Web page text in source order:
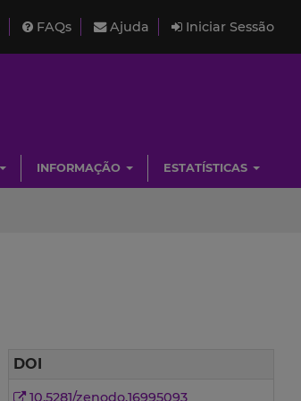
FAQs Ajuda Iniciar Sessão
INFORMAÇÃO ESTATÍSTICAS
DOI
10.5281/zenodo.16995093